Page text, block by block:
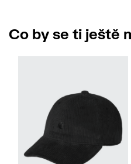
Co by se ti ještě